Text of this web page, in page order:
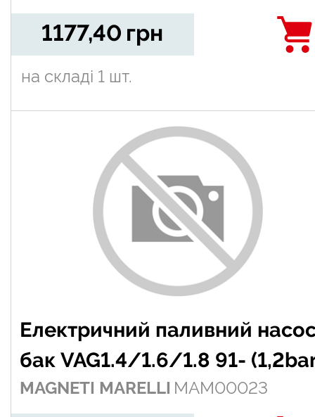
1177,40 грн
на складі 1 шт.
Електричний паливний
бак VAG1.4/1.6/1.8 91-
MAGNETI MARELLI MAM00023